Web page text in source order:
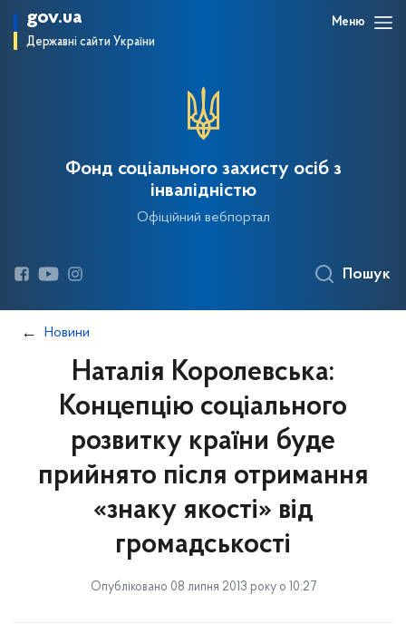
gov.ua
Державні сайти України
Меню
Фонд соціального захисту осіб з
інвалідністю
Офіційний вебпортал
Пошук
Новини
Наталія Королевська:
Концепцію соціального
розвитку країни буде
прийнято після отримання
«знаку якості» від
громадськості
Опубліковано 08 липня 2013 року о 10:27